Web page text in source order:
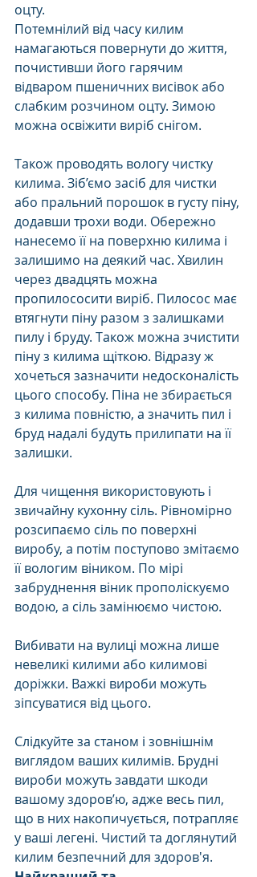
оцту.
Потемнілий від часу килим
намагаються повернути до життя,
почистивши його гарячим
відваром пшеничних висівок або
слабким розчином оцту. Зимою
можна освіжити виріб снігом.
Також проводять вологу чистку
килима. Зіб’ємо засіб для чистки
або пральний порошок в густу піну,
додавши трохи води. Обережно
нанесемо її на поверхню килима і
залишимо на деякий час. Хвилин
через двадцять можна
пропилососити виріб. Пилосос має
втягнути піну разом з залишками
пилу і бруду. Також можна зчистити
піну з килима щіткою. Відразу ж
хочеться зазначити недосконалість
цього способу. Піна не збирається
з килима повністю, а значить пил і
бруд надалі будуть прилипати на її
залишки.
Для чищення використовують і
звичайну кухонну сіль. Рівномірно
розсипаємо сіль по поверхні
виробу, а потім поступово змітаємо
її вологим віником. По мірі
забруднення віник прополіскуємо
водою, а сіль замінюємо чистою.
Вибивати на вулиці можна лише
невеликі килими або килимові
доріжки. Важкі вироби можуть
зіпсуватися від цього.
Слідкуйте за станом і зовнішнім
виглядом ваших килимів. Брудні
вироби можуть завдати шкоди
вашому здоров’ю, адже весь пил,
що в них накопичується, потрапляє
у ваші легені. Чистий та доглянутий
килим безпечний для здоров'я.